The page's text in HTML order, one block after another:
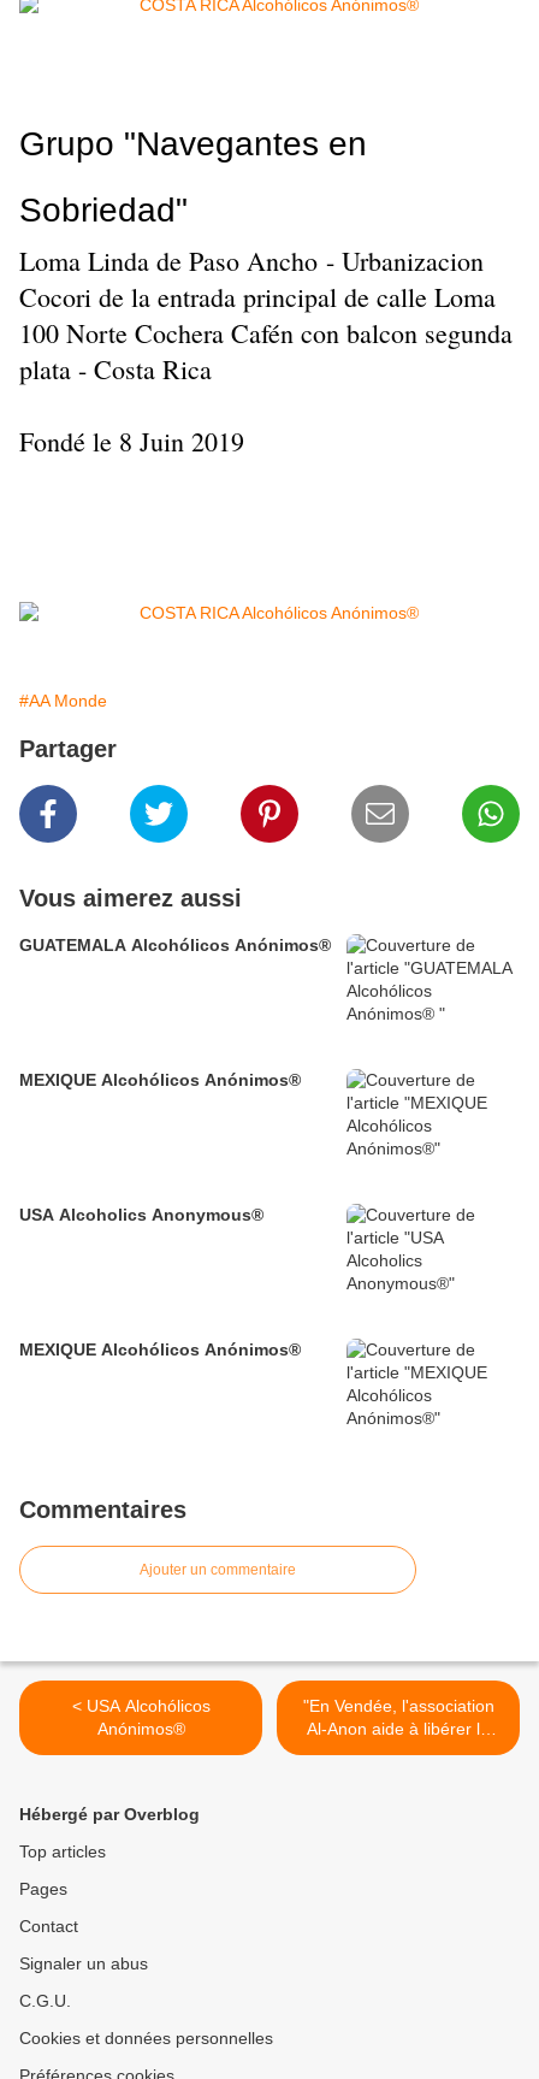
Grupo "Navegantes en
Sobriedad"
Loma Linda de Paso Ancho - Urbanizacion
Cocori de la entrada principal de calle Loma
100 Norte Cochera Cafén con balcon segunda
plata - Costa Rica
Fondé le 8 Juin 2019
#AA Monde
Partager
Vous aimerez aussi
GUATEMALA Alcohólicos Anónimos®
MEXIQUE Alcohólicos Anónimos®
USA Alcoholics Anonymous®
MEXIQUE Alcohólicos Anónimos®
Commentaires
Ajouter un commentaire
< USA Alcohólicos
Anónimos®
"En Vendée, l'association
Al-Anon aide à libérer la
parole de l'entourage des
Hébergé par Overblog
Top articles
Pages
Contact
Signaler un abus
C.G.U.
Cookies et données personnelles